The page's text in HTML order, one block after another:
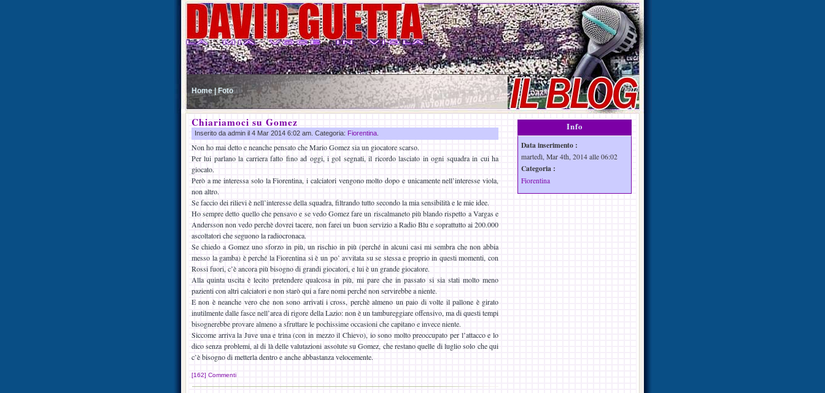
Home | Foto
Chiariamoci su Gomez
Inserito da admin il 4 Mar 2014 6:02 am. Categoria: Fiorentina
Non ho mai detto e neanche pensato che Mario Gomez sia un giocatore scarso.
Per lui parlano la carriera fatto fino ad oggi, i gol segnati, il ricordo lasciato in ogni squadra in cui ha
giocato.
Però a me interessa solo la Fiorentina, i calciatori vengono molto dopo e unicamente nell’interesse viola,
non altro.
Se faccio dei rilievi è nell’interesse della squadra, filtrando tutto secondo la mia sensibilità e le mie idee.
Ho sempre detto quello che pensavo e se vedo Gomez fare un riscalmaneto più blando rispetto a Vargas e
Andersson non vedo perchè dovrei tacere, non farei un buon servizio a Radio Blu e soprattutto ai 200.000
ascoltatori che seguono la radiocronaca.
Se chiedo a Gomez uno sforzo in più, un rischio in più (perché in alcuni casi mi sembra che non abbia
messo la gamba) è perché la Fiorentina si è un po’ avvitata su se stessa e proprio in questi momenti, con
Rossi fuori, c’è ancora più bisogno di grandi giocatori, e lui è un grande giocatore.
Alla quinta uscita è lecito pretendere qualcosa in più, mi pare che in passato si sia stati molto meno
pazienti con altri calciatori e non starò qui a fare nomi perché non servirebbe a niente.
E non è neanche vero che non sono arrivati i cross, perchè almeno un paio di volte il pallone è girato
inutilmente dalle fasce nell’area di rigore della Lazio: non è un tambureggiare offensivo, ma di questi tempi
bisognerebbe provare almeno a sfruttare le pochissime occasioni che capitano e invece niente.
Siccome arriva la Juve una e trina (con in mezzo il Chievo), io sono molto preoccupato per l’attacco e lo
dico senza problemi, al di là delle valutazioni assolute su Gomez, che restano quelle di luglio solo che qui
c’è bisogno di metterla dentro e anche abbastanza velocemente.
[162] Commenti
Info
Data inserimento :
martedì, Mar 4th, 2014 alle 06:02
Categoria :
Fiorentina